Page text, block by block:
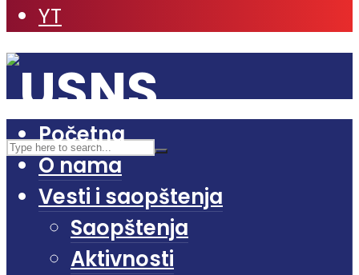
YT
Početna
O nama
Vesti i saopštenja
Saopštenja
Aktivnosti